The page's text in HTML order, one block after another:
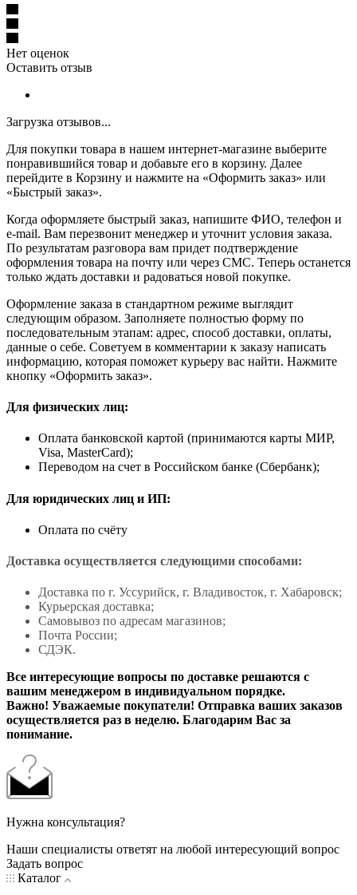
Нет оценок
Оставить отзыв
Загрузка отзывов...
Для покупки товара в нашем интернет-магазине выберите
понравившийся товар и добавьте его в корзину. Далее
перейдите в Корзину и нажмите на «Оформить заказ» или
«Быстрый заказ».
Когда оформляете быстрый заказ, напишите ФИО, телефон и
e-mail. Вам перезвонит менеджер и уточнит условия заказа.
По результатам разговора вам придет подтверждение
оформления товара на почту или через СМС. Теперь останется
только ждать доставки и радоваться новой покупке.
Оформление заказа в стандартном режиме выглядит
следующим образом. Заполняете полностью форму по
последовательным этапам: адрес, способ доставки, оплаты,
данные о себе. Советуем в комментарии к заказу написать
информацию, которая поможет курьеру вас найти. Нажмите
кнопку «Оформить заказ».
Для физических лиц:
Оплата банковской картой (принимаются карты МИР,
Visa, MasterCard);
Переводом на счет в Российском банке (Сбербанк);
Для юридических лиц и ИП:
Оплата по счёту
Доставка осуществляется следующими способами:
Доставка по г. Уссурийск, г. Владивосток, г. Хабаровск;
Курьерская доставка;
Самовывоз по адресам магазинов;
Почта России;
СДЭК.
Все интересующие вопросы по доставке решаются с
вашим менеджером в индивидуальном порядке.
Важно! Уважаемые покупатели! Отправка ваших заказов
осуществляется раз в неделю. Благодарим Вас за
понимание.
Нужна консультация?
Наши специалисты ответят на любой интересующий вопрос
Задать вопрос
Каталог